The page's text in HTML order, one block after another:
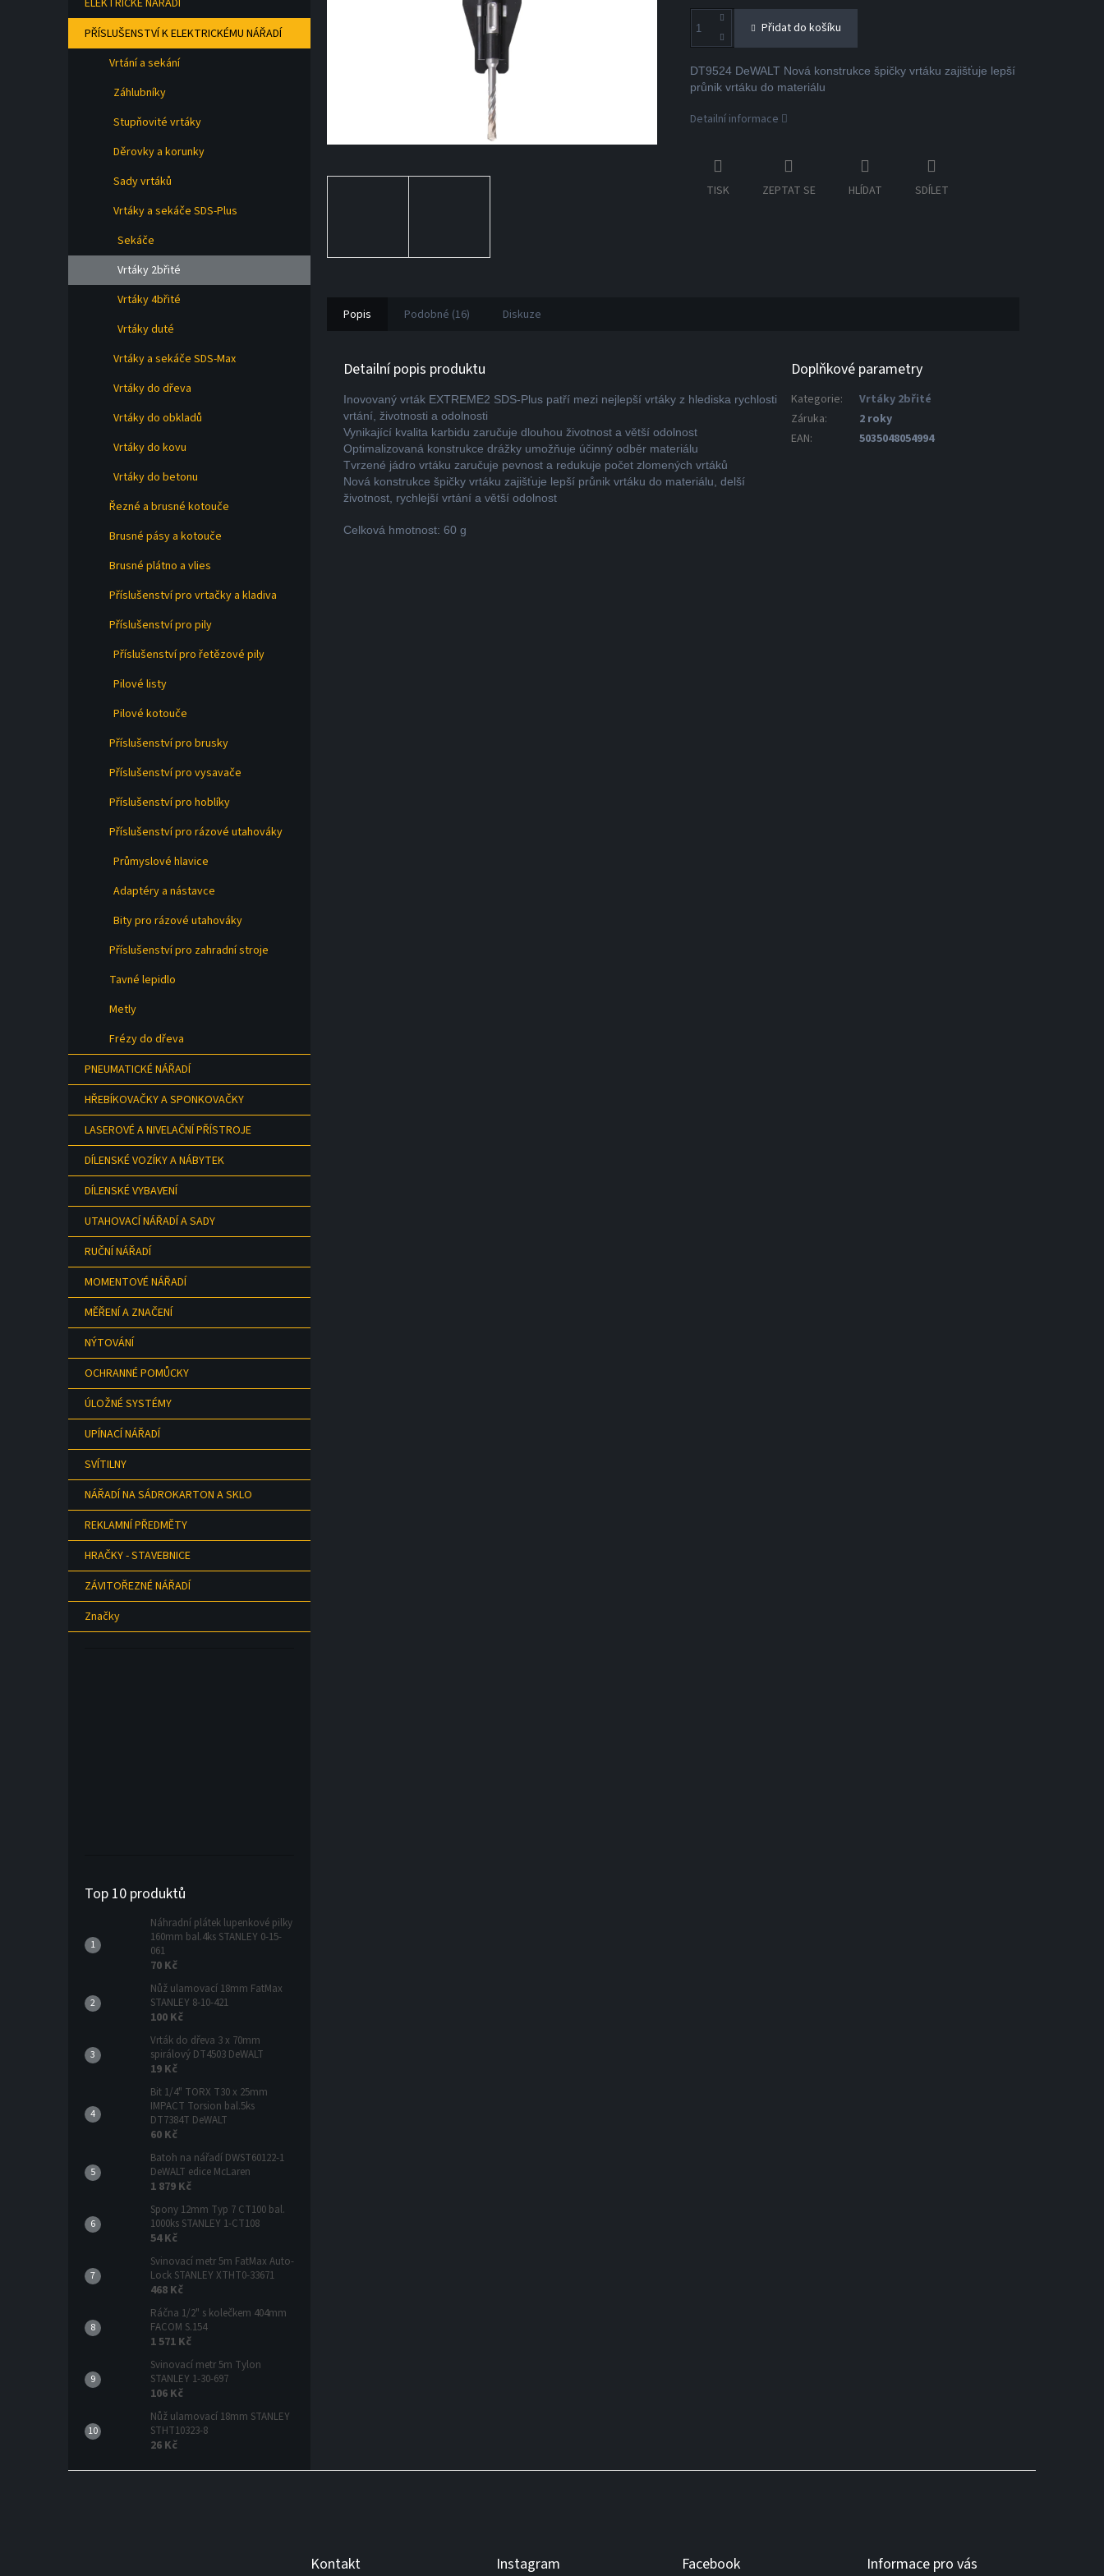
e
ELEKTRICKÉ NÁŘADÍ
PŘÍSLUŠENSTVÍ K ELEKTRICKÉMU NÁŘADÍ
Vrtání a sekání
Záhlubníky
Stupňovité vrtáky
Děrovky a korunky
Sady vrtáků
Vrtáky a sekáče SDS-Plus
Sekáče
Vrtáky 2břité
Vrtáky 4břité
Vrtáky duté
Vrtáky a sekáče SDS-Max
Vrtáky do dřeva
Vrtáky do obkladů
Vrtáky do kovu
Vrtáky do betonu
Řezné a brusné kotouče
Brusné pásy a kotouče
Brusné plátno a vlies
Příslušenství pro vrtačky a kladiva
Příslušenství pro pily
Příslušenství pro řetězové pily
Pilové listy
Pilové kotouče
Příslušenství pro brusky
Příslušenství pro vysavače
Příslušenství pro hoblíky
Příslušenství pro rázové utahováky
Průmyslové hlavice
Adaptéry a nástavce
Bity pro rázové utahováky
Příslušenství pro zahradní stroje
Tavné lepidlo
Metly
Frézy do dřeva
PNEUMATICKÉ NÁŘADÍ
HŘEBÍKOVAČKY A SPONKOVAČKY
LASEROVÉ A NIVELAČNÍ PŘÍSTROJE
DÍLENSKÉ VOZÍKY A NÁBYTEK
DÍLENSKÉ VYBAVENÍ
UTAHOVACÍ NÁŘADÍ A SADY
RUČNÍ NÁŘADÍ
MOMENTOVÉ NÁŘADÍ
MĚŘENÍ A ZNAČENÍ
NÝTOVÁNÍ
OCHRANNÉ POMŮCKY
ÚLOŽNÉ SYSTÉMY
UPÍNACÍ NÁŘADÍ
SVÍTILNY
NÁŘADÍ NA SÁDROKARTON A SKLO
REKLAMNÍ PŘEDMĚTY
HRAČKY - STAVEBNICE
ZÁVITOŘEZNÉ NÁŘADÍ
Značky
Top 10 produktů
Náhradní plátek lupenkové pilky
160mm bal.4ks STANLEY 0-15-
061
70 Kč
Nůž ulamovací 18mm FatMax
STANLEY 8-10-421
100 Kč
Vrták do dřeva 3 x 70mm
spirálový DT4503 DeWALT
19 Kč
Bit 1/4" TORX T30 x 25mm
IMPACT Torsion bal.5ks
DT7384T DeWALT
60 Kč
Batoh na nářadí DWST60122-1
DeWALT edice McLaren
1 879 Kč
Spony 12mm Typ 7 CT100 bal.
1000ks STANLEY 1-CT108
54 Kč
Svinovací metr 5m FatMax Auto-
Lock STANLEY XTHT0-33671
468 Kč
Ráčna 1/2" s kolečkem 404mm
FACOM S.154
1 571 Kč
Svinovací metr 5m Tylon
STANLEY 1-30-697
106 Kč
Nůž ulamovací 18mm STANLEY
STHT10323-8
26 Kč
Přidat do košíku
DT9524 DeWALT Nová konstrukce špičky vrtáku zajišťuje lepší
průnik vrtáku do materiálu
Detailní informace
TISK ZEPTAT SE HLÍDAT SDÍLET
Popis Podobné (16) Diskuze
Detailní popis produktu
Inovovaný vrták EXTREME2 SDS-Plus patří mezi nejlepší vrtáky z hlediska rychlosti
vrtání, životnosti a odolnosti
Vynikající kvalita karbidu zaručuje dlouhou životnost a větší odolnost
Optimalizovaná konstrukce drážky umožňuje účinný odběr materiálu
Tvrzené jádro vrtáku zaručuje pevnost a redukuje počet zlomených vrtáků
Nová konstrukce špičky vrtáku zajišťuje lepší průnik vrtáku do materiálu, delší
životnost, rychlejší vrtání a větší odolnost
Celková hmotnost: 60 g
Doplňkové parametry
Kategorie:
Vrtáky 2břité
Záruka:
2 roky
EAN: 5035048054994
Kontakt Instagram Facebook Informace pro vás